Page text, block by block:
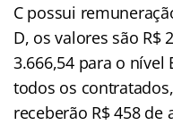
C possui
D, os valores são R$
3.666,54 para o nível
todos os
receberão R$ 458